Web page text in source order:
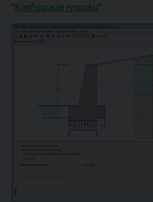
"Konfiguracja rysunku".